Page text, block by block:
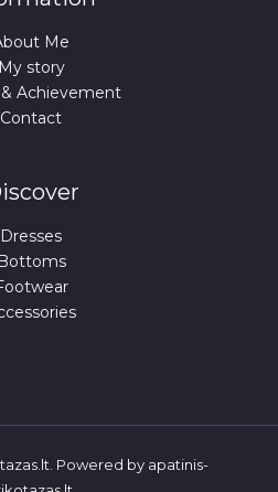
Me
My story
Achievement
Contact
Dresses
Bottoms
Powered by apatinis-